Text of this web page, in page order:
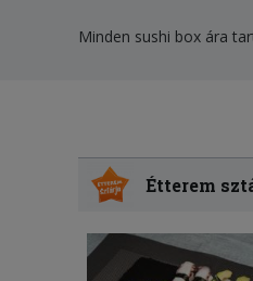
Minden sushi box ára
Étterem